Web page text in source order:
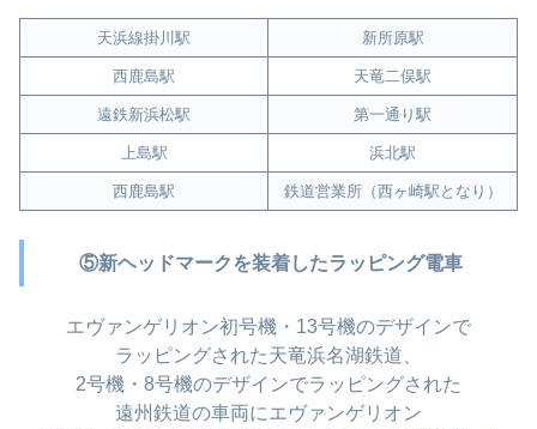
天浜線掛川駅 新所原駅
西鹿島駅 天竜二俣駅
遠鉄新浜松駅 第一通り駅
上島駅 浜北駅
西鹿島駅 鉄道営業所（西ヶ崎駅となり）
⑤新ヘッドマークを装着したラッピング電車
エヴァンゲリオン初号機・13号機のデザインで
ラッピングされた天竜浜名湖鉄道、
2号機・8号機のデザインでラッピングされた
遠州鉄道の車両にエヴァンゲリオン